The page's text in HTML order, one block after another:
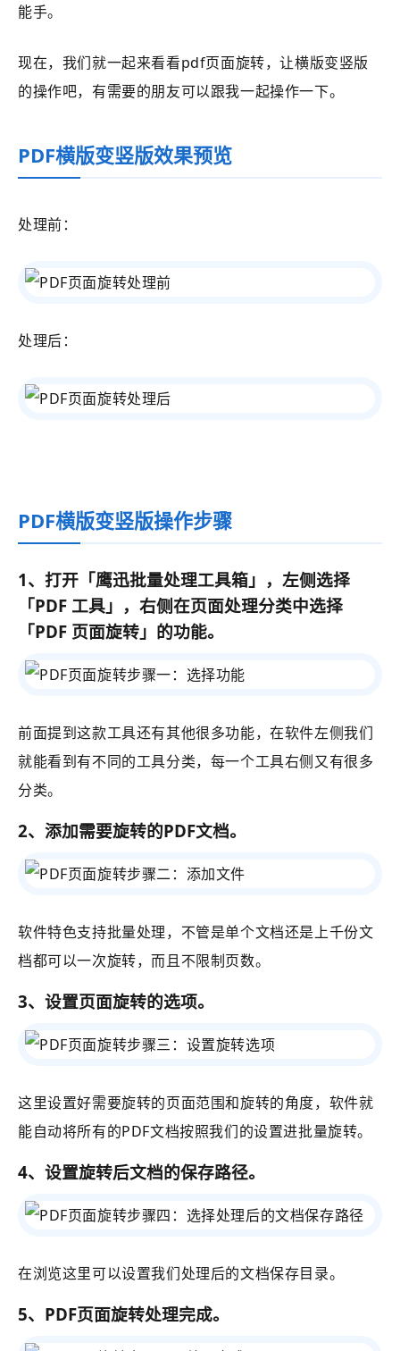
能手。
现在，我们就一起来看看pdf页面旋转，让横版变竖版
的操作吧，有需要的朋友可以跟我一起操作一下。
PDF横版变竖版效果预览
处理前：
处理后：
PDF横版变竖版操作步骤
1、 打开 「鹰迅批量处理工具箱 」 ，左侧选择
「PDF 工具」 ，右侧在页面处理分类中选择
「PDF 页面旋转 」的功能。
前面提到这款工具还有其他很多功能，在软件左侧我们
就能看到有不同的工具分类，每一个工具右侧又有很多
分类。
2、添加需要旋转的PDF文档。
软件特色支持批量处理，不管是单个文档还是上千份文
档都可以一次旋转，而且不限制页数。
3、设置页面旋转的选项。
这里设置好需要旋转的页面范围和旋转的角度，软件就
能自动将所有的PDF文档按照我们的设置进批量旋转。
4、设置旋转后文档的保存路径。
在浏览这里可以设置我们处理后的文档保存目录。
5、PDF页面旋转处理完成。